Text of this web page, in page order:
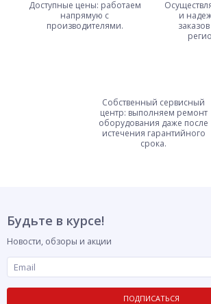
Доступные цены: работаем
напрямую с
производителями.
и
Собственный сервисный
центр: выполняем ремонт
оборудования даже после
истечения гарантийного
срока.
Будьте в курсе!
Новости, обзоры и акции
ПОДПИСАТЬСЯ